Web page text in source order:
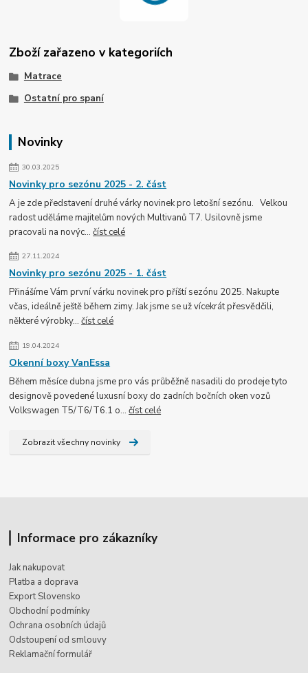
Novinky
30.03.2025
Novinky pro sezónu 2025 - 2. část
A je zde představení druhé várky novinek pro letošní sezónu. Velkou
radost uděláme majitelům nových Multivanů T7. Usilovně jsme
pracovali na novýc...číst celé
27.11.2024
Novinky pro sezónu 2025 - 1. část
Přinášíme Vám první várku novinek pro příští sezónu 2025. Nakupte
včas, ideálně ještě během zimy. Jak jsme se už vícekrát přesvědčili,
některé výrobky...číst celé
19.04.2024
Okenní boxy VanEssa
Během měsíce dubna jsme pro vás průběžně nasadili do prodeje tyto
designově povedené luxusní boxy do zadních bočních oken vozů
Volkswagen T5/T6/T6.1 o...číst celé
Zobrazit všechny novinky
Zboží zařazeno v kategoriích
Matrace
Ostatní pro spaní
Informace pro zákazníky
Jak nakupovat
Platba a doprava
Export Slovensko
Obchodní podmínky
Ochrana osobních údajů
Odstoupení od smlouvy
Reklamační formulář